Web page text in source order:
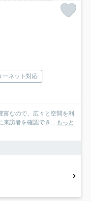
ーネット対応
富なので、広々と空間を利
訪者を確認でき...
もっと